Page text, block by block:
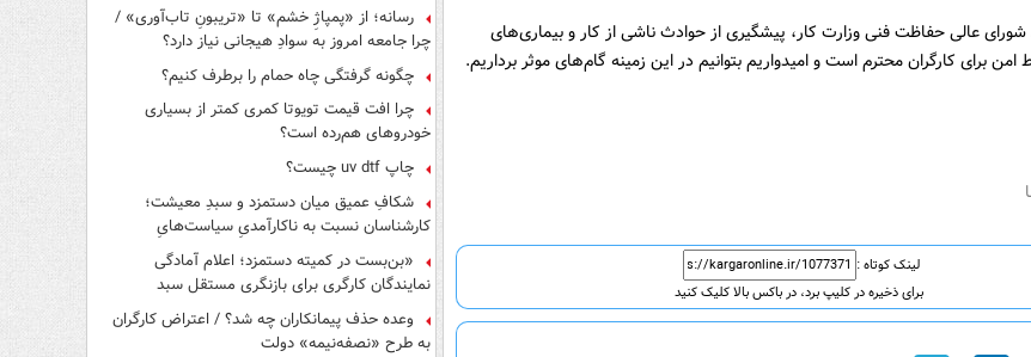
شورای عالی حفاظت فنی وزارت کار، پیشگیری از حوادث ناشی از کار و بیماری‌های
برای کارگران محترم است و امیدواریم بتوانیم در این زمینه گام‌های موثر برداریم.
لینک کوتاه :
برای ذخیره در کلیپ برد، در باکس بالا کلیک کنید
رسانه؛ از «پمپاژِ خشم» تا «تریبونِ تاب‌آوری» /
چرا جامعه امروز به سوادِ هیجانی نیاز دارد؟
چگونه گرفتگی چاه حمام را برطرف کنیم؟
چرا افت قیمت تویوتا کمری کمتر از بسیاری
خودروهای هم‌رده است؟
چاپ uv dtf چیست؟
شکافِ عمیق میان دستمزد و سبدِ معیشت؛
کارشناسان نسبت به ناکارآمدیِ سیاست‌هایِ
حمایتی هشدار دادند
«بن‌بست در کمیته دستمزد؛ اعلام آمادگی
نمایندگان کارگری برای بازنگری مستقل سبد
وعده حذف پیمانکاران چه شد؟ / اعتراض کارگران
به طرح «نصفه‌نیمه» دولت